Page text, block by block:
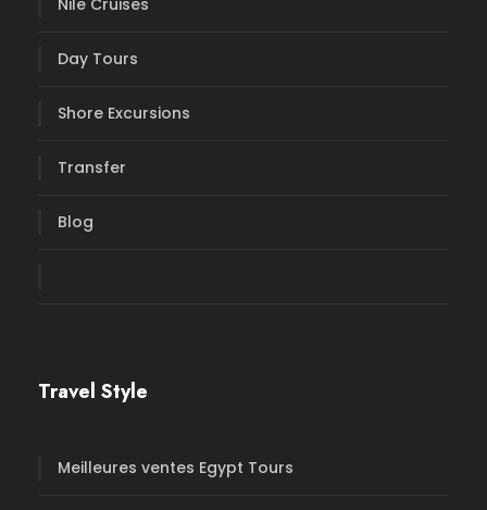
Nile Cruises
Day Tours
Shore Excursions
Transfer
Blog
Travel Style
Meilleures ventes Egypt Tours